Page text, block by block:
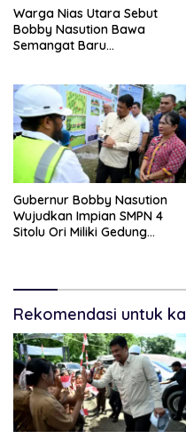
Warga Nias Utara Sebut
Bobby Nasution Bawa
Semangat Baru
Gubernur Bobby Nasution
Wujudkan Impian SMPN 4
Sitolu Ori Miliki Gedung
Rekomendasi untuk